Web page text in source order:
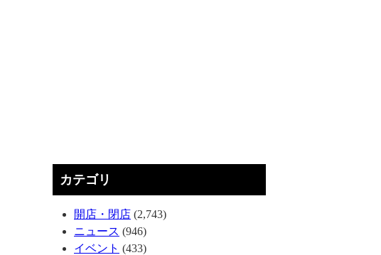
カテゴリ
開店・閉店 (2,743)
ニュース (946)
イベント (433)